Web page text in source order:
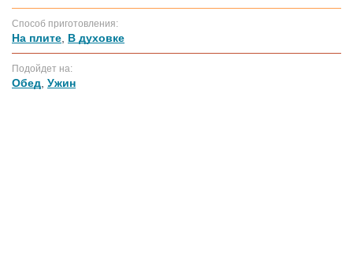
Способ приготовления:
На плите В духовке
Подойдет на:
Обед Ужин